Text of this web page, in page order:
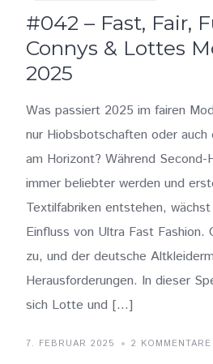
#042 – Fast, Fair,
Connys & Lottes
2025
Was passiert 2025 im fairen
nur Hiobsbotschaften oder auch
am Horizont? Während Second-
immer beliebter werden und
Textilfabriken entstehen,
Einfluss von Ultra Fast Fashion.
zu, und der deutsche
Herausforderungen. In dieser
sich Lotte und […]
7. FEBRUAR 2025 2 KOMMENTARE